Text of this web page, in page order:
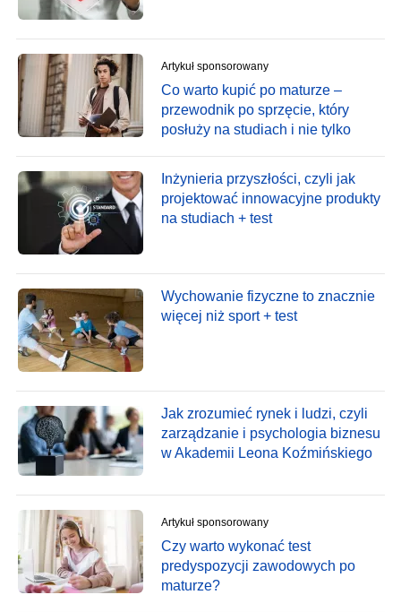
Artykuł sponsorowany
Co warto kupić po maturze –
przewodnik po sprzęcie, który
posłuży na studiach i nie tylko
Inżynieria przyszłości, czyli jak
projektować innowacyjne produkty
na studiach + test
Wychowanie fizyczne to znacznie
więcej niż sport + test
Jak zrozumieć rynek i ludzi, czyli
zarządzanie i psychologia biznesu
w Akademii Leona Koźmińskiego
Artykuł sponsorowany
Czy warto wykonać test
predyspozycji zawodowych po
maturze?